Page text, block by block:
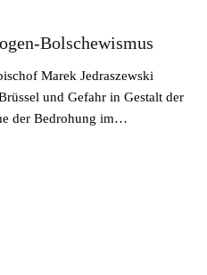
Bolschewismus
Marek Jedraszewski
und Gefahr in Gestalt der
der Bedrohung im…